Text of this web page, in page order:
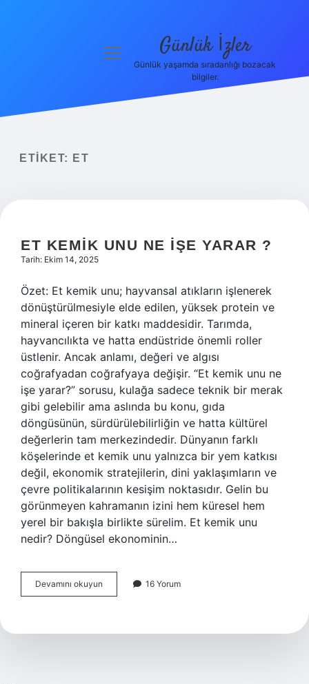
menüyü
Günlük İzler
Günlük yaşamda sıradanlığı bozacak
bilgiler.
ETIKET: ET
ET KEMIK UNU NE IŞE YARAR ?
Tarih: Ekim 14, 2025
Özet: Et kemik unu; hayvansal atıkların işlenerek
dönüştürülmesiyle elde edilen, yüksek protein ve
mineral içeren bir katkı maddesidir. Tarımda,
hayvancılıkta ve hatta endüstride önemli roller
üstlenir. Ancak anlamı, değeri ve algısı
coğrafyadan coğrafyaya değişir. “Et kemik unu ne
işe yarar?” sorusu, kulağa sadece teknik bir merak
gibi gelebilir ama aslında bu konu, gıda
döngüsünün, sürdürülebilirliğin ve hatta kültürel
değerlerin tam merkezindedir. Dünyanın farklı
köşelerinde et kemik unu yalnızca bir yem katkısı
değil, ekonomik stratejilerin, dini yaklaşımların ve
çevre politikalarının kesişim noktasıdır. Gelin bu
görünmeyen kahramanın izini hem küresel hem
yerel bir bakışla birlikte sürelim. Et kemik unu
nedir? Döngüsel ekonominin…
Devamını okuyun
kemik
işe
16 Yorum